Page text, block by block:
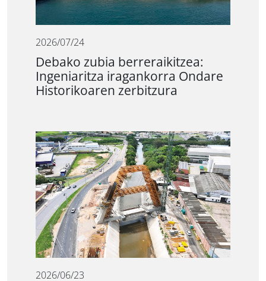
2026/07/24
Debako zubia berreraikitzea:
Ingeniaritza iragankorra Ondare
Historikoaren zerbitzura
2026/06/23